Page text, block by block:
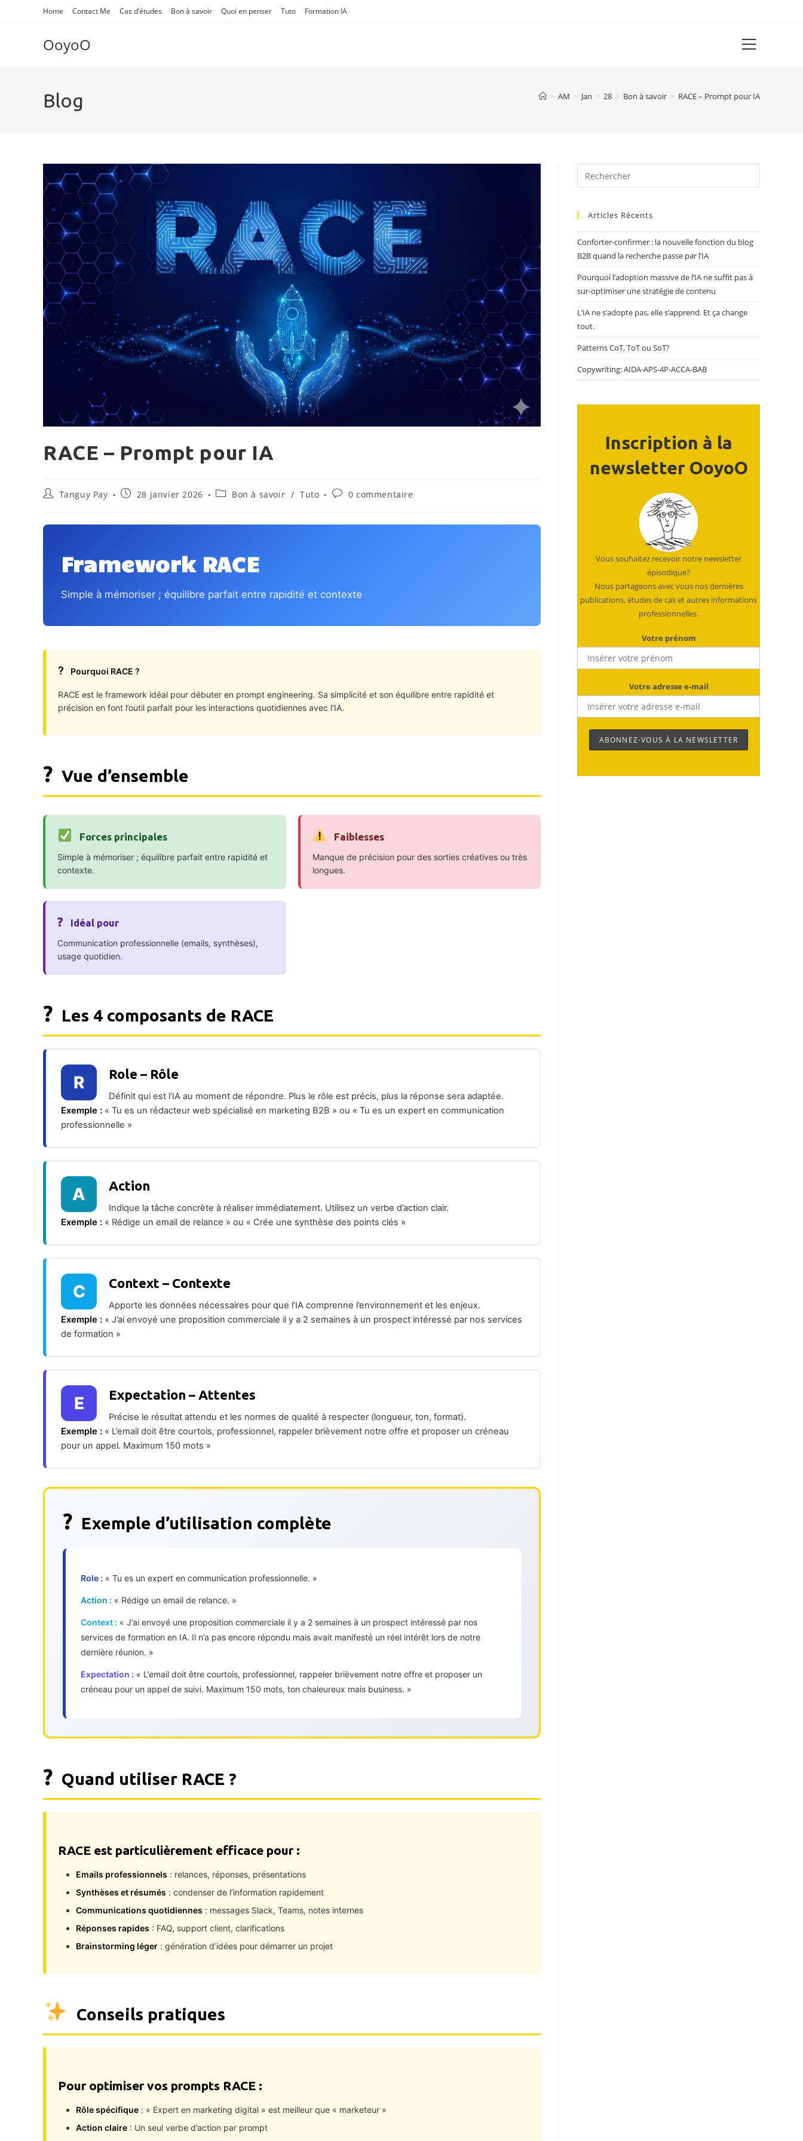
Home Contact Me Cas d’études Bon à savoir Quoi en penser Tuto Formation IA
OoyoO
View
Blog > AM > Jan > 28 > Bon à savoir > RACE – Prompt pour IA
RACE – Prompt pour IA
Auteur/autrice
publication :
Tanguy Pay
Publication
28 janvier 2026
PostBon à savoir / Tuto
Commentaires
publication :
0 commentaire
Framework RACE
Simple à mémoriser ; équilibre parfait entre rapidité et contexte
? Pourquoi RACE ?
RACE est le framework idéal pour débuter en prompt engineering. Sa simplicité et son équilibre entre rapidité et
précision en font l’outil parfait pour les interactions quotidiennes avec l’IA.
? Vue d’ensemble
Forces principales
Simple à mémoriser ; équilibre parfait entre rapidité et
contexte.
Faiblesses
Manque de précision pour des sorties créatives ou très
longues.
? Idéal pour
Communication professionnelle (emails, synthèses),
usage quotidien.
? Les 4 composants de RACE
R Role – Rôle
Définit qui est l’IA au moment de répondre. Plus le rôle est précis, plus la réponse sera adaptée.
Exemple : « Tu es un rédacteur web spécialisé en marketing B2B » ou « Tu es un expert en communication
professionnelle »
A Action
Indique la tâche concrète à réaliser immédiatement. Utilisez un verbe d’action clair.
Exemple : « Rédige un email de relance » ou « Crée une synthèse des points clés »
C Context – Contexte
Apporte les données nécessaires pour que l’IA comprenne l’environnement et les enjeux.
Exemple : « J’ai envoyé une proposition commerciale il y a 2 semaines à un prospect intéressé par nos services
de formation »
E Expectation – Attentes
Précise le résultat attendu et les normes de qualité à respecter (longueur, ton, format).
Exemple : « L’email doit être courtois, professionnel, rappeler brièvement notre offre et proposer un créneau
pour un appel. Maximum 150 mots »
? Exemple d’utilisation complète
Role : « Tu es un expert en communication professionnelle. »
Action : « Rédige un email de relance. »
Context : « J’ai envoyé une proposition commerciale il y a 2 semaines à un prospect intéressé par nos
services de formation en IA. Il n’a pas encore répondu mais avait manifesté un réel intérêt lors de notre
dernière réunion. »
Expectation : « L’email doit être courtois, professionnel, rappeler brièvement notre offre et proposer un
créneau pour un appel de suivi. Maximum 150 mots, ton chaleureux mais business. »
? Quand utiliser RACE ?
RACE est particulièrement efficace pour :
Emails professionnels : relances, réponses, présentations
Synthèses et résumés : condenser de l’information rapidement
Communications quotidiennes : messages Slack, Teams, notes internes
Réponses rapides : FAQ, support client, clarifications
Brainstorming léger : génération d’idées pour démarrer un projet
Conseils pratiques
Pour optimiser vos prompts RACE :
Rôle spécifique : « Expert en marketing digital » est meilleur que « marketeur »
Action claire : Un seul verbe d’action par prompt
Articles Récents
Conforter-confirmer : la nouvelle fonction du blog
B2B quand la recherche passe par l’IA
Pourquoi l’adoption massive de l’IA ne suffit pas à
sur-optimiser une stratégie de contenu
L’IA ne s’adopte pas, elle s’apprend. Et ça change
tout.
Patterns CoT, ToT ou SoT?
Copywriting: AIDA-APS-4P-ACCA-BAB
Inscription à la
newsletter OoyoO
Vous souhaitez recevoir notre newsletter
épisodique?
Nous partageons avec vous nos dernières
publications, études de cas et autres informations
professionnelles.
Votre prénom
Votre adresse e-mail